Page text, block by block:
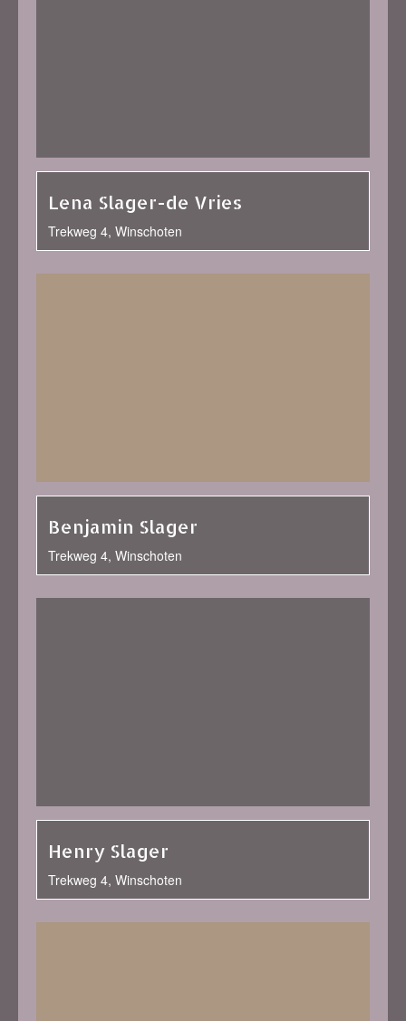
Lena Slager-de Vries
Trekweg 4, Winschoten
Benjamin Slager
Trekweg 4, Winschoten
Henry Slager
Trekweg 4, Winschoten